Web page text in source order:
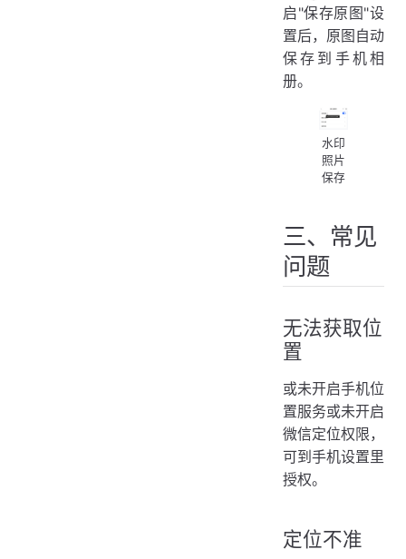
启"保存原图"设
置后，原图自动
保存到手机相
册。
水印
照片
保存
三、常见
问题
无法获取位
置
或未开启手机位
置服务或未开启
微信定位权限，
可到手机设置里
授权。
定位不准